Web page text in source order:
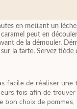
en mettant un
peut en
de la démouler.
la tarte. Servez tiède
fois afin de
bon choix de pommes,